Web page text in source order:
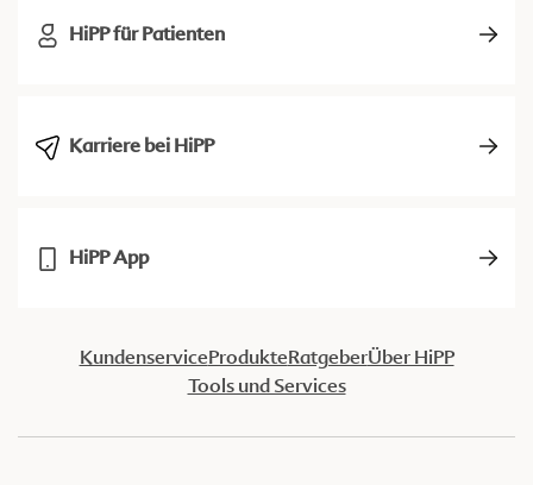
HiPP für Patienten
Karriere bei HiPP
HiPP App
KundenserviceProdukteRatgeberÜber HiPP
Tools und Services